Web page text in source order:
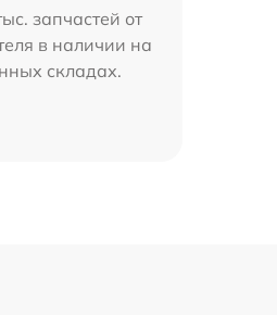
запчастей от
в наличии на
складах.